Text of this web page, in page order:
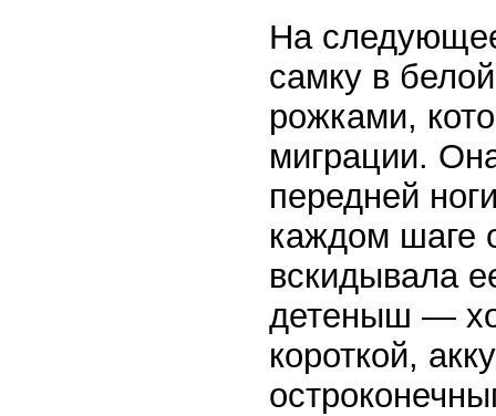
На
самку в
рожками,
миграции.
передней
каждом шаге
вскидывала
детеныш —
короткой,